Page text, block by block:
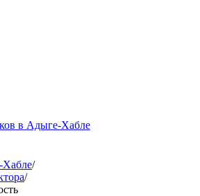
в Адыге-Хабле
Хабле/
/